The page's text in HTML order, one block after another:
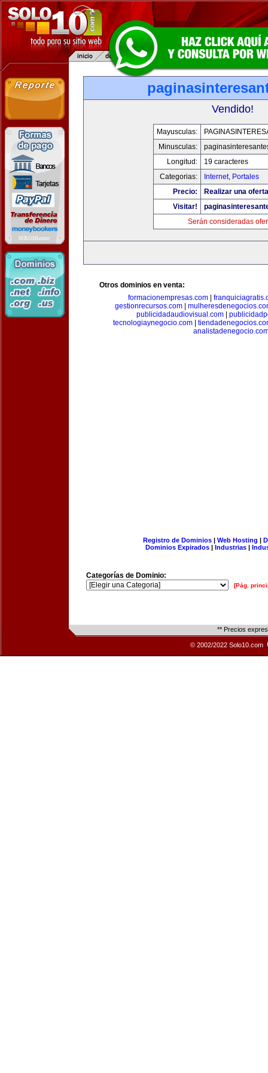
Vendido!
Mayusculas:
Minusculas:
Longitud:
19 caracteres
Categorias:
Internet, Portales
Precio:
Realizar una
Visitar!
Serán consideradas
Otros dominios en venta:
formacionempresas.com|
gestionrecursos.com|
publicidadaudiovisual.com|
tecnologiaynegocio.com
Registro de Dominios| Web Hosting |
Dominios Expirados | Industrias |
Categorías de Dominio:
[Pág.
** Precios
© 2002/2022 Solo10.com